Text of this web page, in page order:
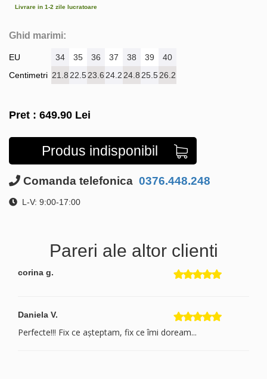
Livrare in 1-2 zile lucratoare
Ghid marimi:
EU
Centimetri
34 35 36 37 38 39
40
21.8 22.523.6 24.2 24.8 25.526.2
Pret : 649.90 Lei
Produs indisponibil
Comanda telefonica 0376.448.248
L-V: 9:00-17:00
Pareri ale altor clienti
corina g.
Daniela V.
Perfecte!!! Fix ce așteptam, fix ce îmi doream...